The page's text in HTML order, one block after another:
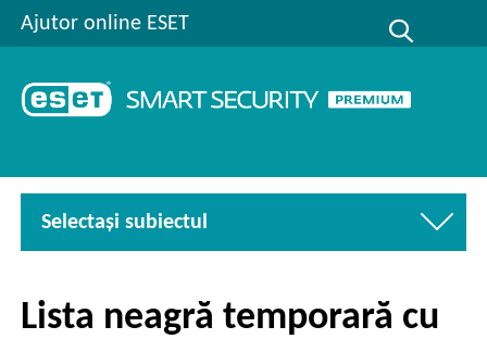
Ajutor online ESET
Selectaşi subiectul
Lista neagră temporară cu